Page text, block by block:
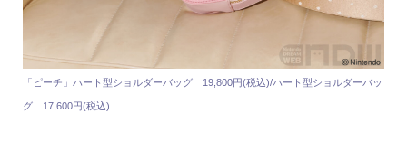
「ピーチ」ハート型ショルダーバッグ 19,800円(税込)/ハート型ショルダーバッ
グ 17,600円(税込)